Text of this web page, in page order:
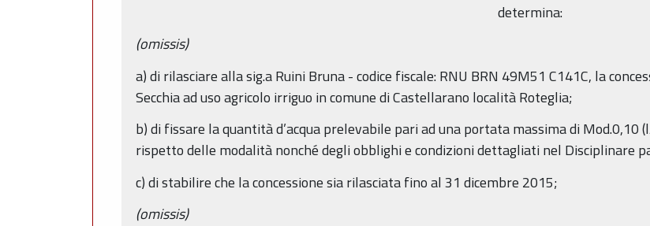
determina:
(omissis)
a) di rilasciare alla sig.a Ruini Bruna - codice fiscale: RNU BRN 49M51 C141C, la
Secchia ad uso agricolo irriguo in comune di Castellarano località Roteglia;
b) di fissare la quantità d’acqua prelevabile pari ad una portata massima di Mod.0,10
rispetto delle modalità nonché degli obblighi e condizioni dettagliati nel Disciplinare
c) di stabilire che la concessione sia rilasciata fino al 31 dicembre 2015;
(omissis)